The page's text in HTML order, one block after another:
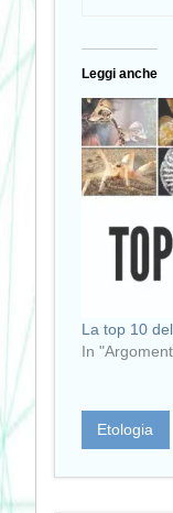
Leggi anche
La top 10
In
Etologia